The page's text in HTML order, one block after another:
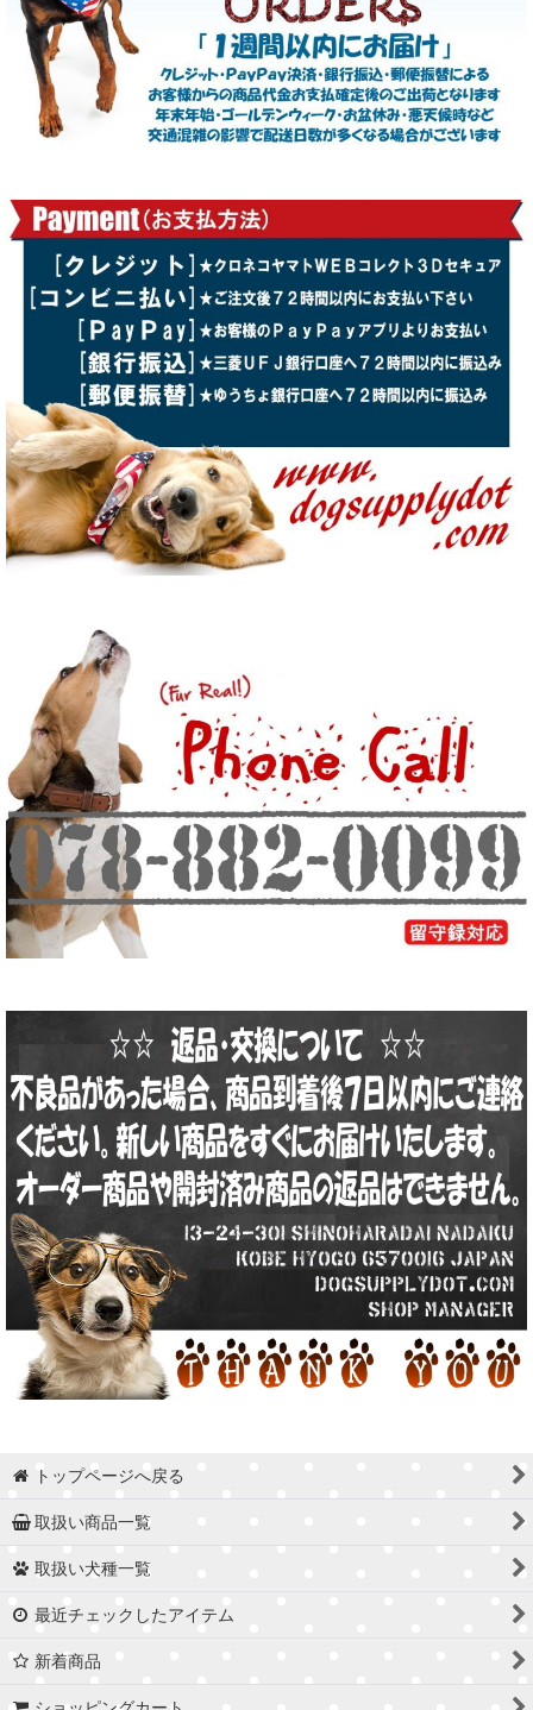
トップページへ戻る
取扱い商品一覧
取扱い犬種一覧
最近チェックしたアイテム
新着商品